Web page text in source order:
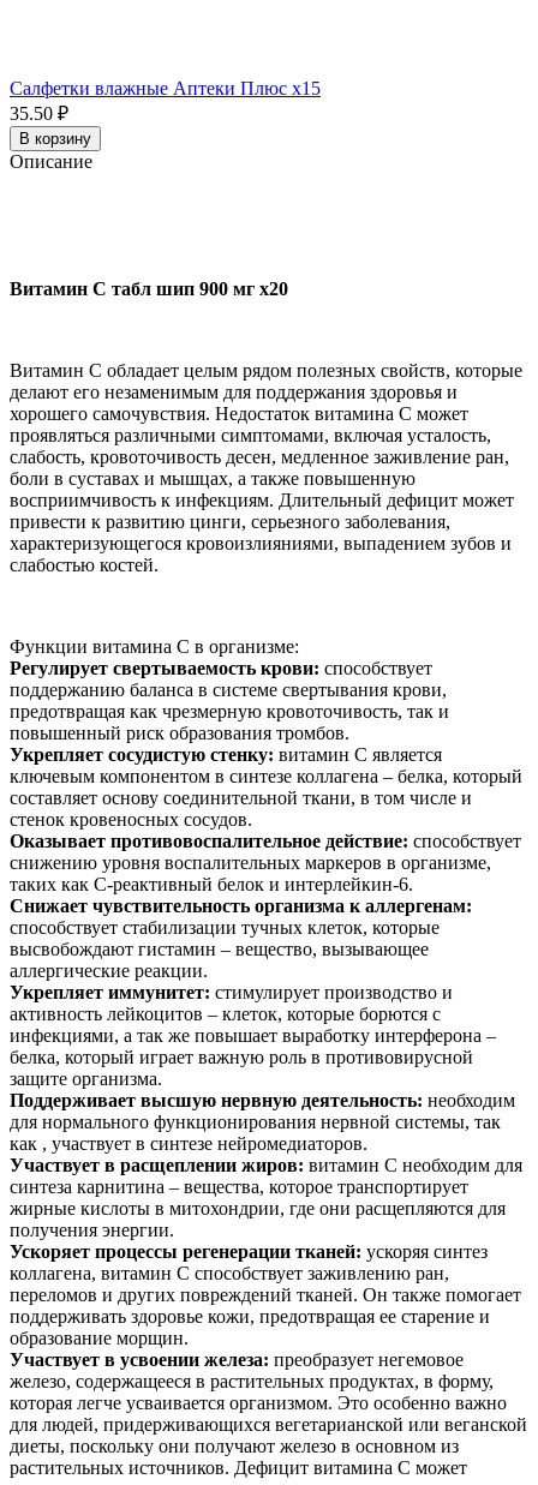
Салфетки влажные Аптеки Плюс x15
35.50 ₽
В корзину
Описание
Витамин С табл шип 900 мг x20
Витамин C обладает целым рядом полезных свойств, которые
делают его незаменимым для поддержания здоровья и
хорошего самочувствия. Недостаток витамина С может
проявляться различными симптомами, включая усталость,
слабость, кровоточивость десен, медленное заживление ран,
боли в суставах и мышцах, а также повышенную
восприимчивость к инфекциям. Длительный дефицит может
привести к развитию цинги, серьезного заболевания,
характеризующегося кровоизлияниями, выпадением зубов и
слабостью костей.
Функции витамина С в организме:
Регулирует свертываемость крови: способствует
поддержанию баланса в системе свертывания крови,
предотвращая как чрезмерную кровоточивость, так и
повышенный риск образования тромбов.
Укрепляет сосудистую стенку: витамин C является
ключевым компонентом в синтезе коллагена – белка, который
составляет основу соединительной ткани, в том числе и
стенок кровеносных сосудов.
Оказывает противовоспалительное действие: способствует
снижению уровня воспалительных маркеров в организме,
таких как С-реактивный белок и интерлейкин-6.
Снижает чувствительность организма к аллергенам:
способствует стабилизации тучных клеток, которые
высвобождают гистамин – вещество, вызывающее
аллергические реакции.
Укрепляет иммунитет: стимулирует производство и
активность лейкоцитов – клеток, которые борются с
инфекциями, а так же повышает выработку интерферона –
белка, который играет важную роль в противовирусной
защите организма.
Поддерживает высшую нервную деятельность: необходим
для нормального функционирования нервной системы, так
как , участвует в синтезе нейромедиаторов.
Участвует в расщеплении жиров: витамин С необходим для
синтеза карнитина – вещества, которое транспортирует
жирные кислоты в митохондрии, где они расщепляются для
получения энергии.
Ускоряет процессы регенерации тканей: ускоряя синтез
коллагена, витамин C способствует заживлению ран,
переломов и других повреждений тканей. Он также помогает
поддерживать здоровье кожи, предотвращая ее старение и
образование морщин.
Участвует в усвоении железа: преобразует негемовое
железо, содержащееся в растительных продуктах, в форму,
которая легче усваивается организмом. Это особенно важно
для людей, придерживающихся вегетарианской или веганской
диеты, поскольку они получают железо в основном из
растительных источников. Дефицит витамина С может